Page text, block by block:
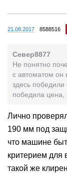
21.08.2017 8588516
Север8877
Не понятно
с автоматом он
здесь
победила цена,
Лично
190 мм под
что машине
критерием
такой же